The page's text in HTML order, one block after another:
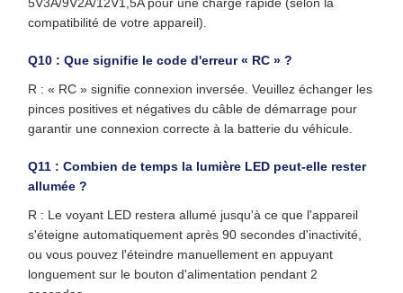
compatibilité de votre appareil).
Q10 : Que signifie le code d'erreur « RC » ?
R : « RC » signifie connexion inversée. Veuillez échanger les
pinces positives et négatives du câble de démarrage pour
garantir une connexion correcte à la batterie du véhicule.
Q11 : Combien de temps la lumière LED peut-elle rester
allumée ?
R : Le voyant LED restera allumé jusqu'à ce que l'appareil
s'éteigne automatiquement après 90 secondes d'inactivité,
ou vous pouvez l'éteindre manuellement en appuyant
longuement sur le bouton d'alimentation pendant 2